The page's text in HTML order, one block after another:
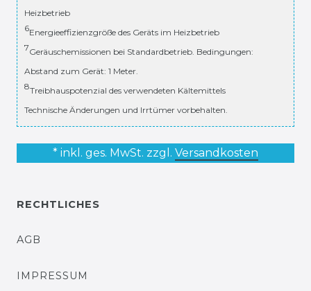
Heizbetrieb
6Energieeffizienzgröße des Geräts im Heizbetrieb
7Geräuschemissionen bei Standardbetrieb. Bedingungen:
Abstand zum Gerät: 1 Meter.
8Treibhauspotenzial des verwendeten Kältemittels
Technische Änderungen und Irrtümer vorbehalten.
* inkl. ges. MwSt. zzgl. Versandkosten
RECHTLICHES
AGB
IMPRESSUM